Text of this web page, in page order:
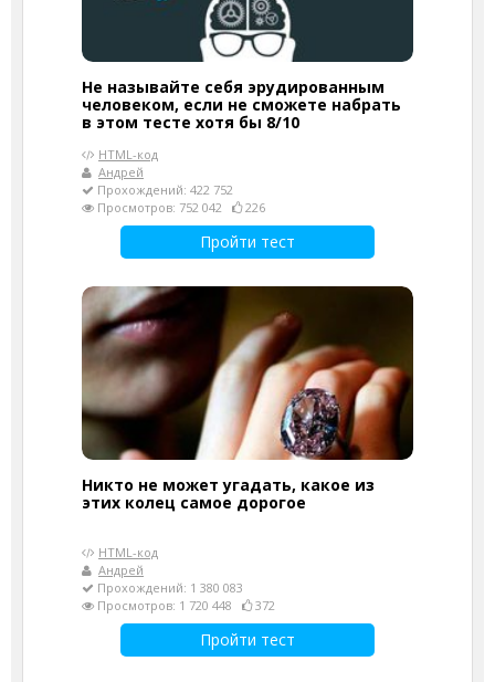
Не называйте себя эрудированным
человеком, если не сможете набрать
в этом тесте хотя бы 8/10
HTML-код
Андрей
Прохождений: 422 752
Просмотров: 752 042
226
Пройти тест
Никто не может угадать, какое из
этих колец самое дорогое
HTML-код
Андрей
Прохождений: 1 380 083
Просмотров: 1 720 448
372
Пройти тест